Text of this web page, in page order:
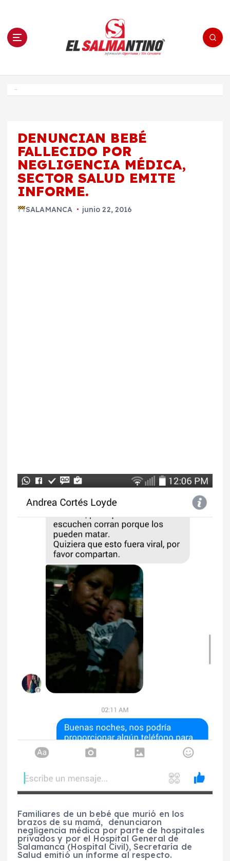
n El Salmantino - medios/noticias/editorial
DENUNCIAN BEBÉ
FALLECIDO POR
NEGLIGENCIA MÉDICA,
SECTOR SALUD EMITE
INFORME.
SALAMANCA junio 22, 2016
Familiares de un bebé que murió en los
brazos de su mamá, denunciaron
negligencia médica por parte de hospitales
privados y por el Hospital General de
Salamanca (Hospital Civil), Secretaría de
Salud emitió un informe al respecto.